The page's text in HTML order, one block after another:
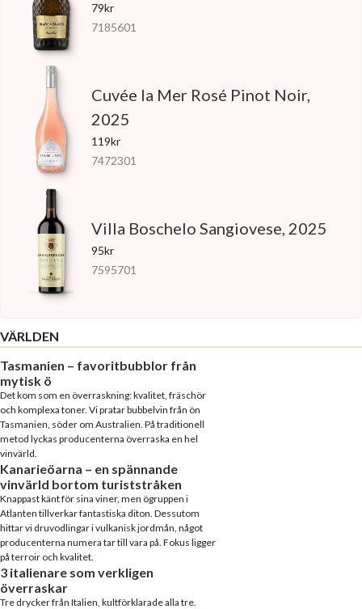
79kr
7185601
Cuvée la Mer Rosé Pinot Noir,
2025
119kr
7472301
Villa Boschelo Sangiovese, 2025
95kr
7595701
VÄRLDEN
Tasmanien – favoritbubblor från
mytisk ö
Det kom som en överraskning: kvalitet, fräschör
och komplexa toner. Vi pratar bubbelvin från ön
Tasmanien, söder om Australien. På traditionell
metod lyckas producenterna överraska en hel
vinvärld.
Kanarieöarna – en spännande
vinvärld bortom turiststråken
Knappast känt för sina viner, men ögruppen i
Atlanten tillverkar fantastiska diton. Dessutom
hittar vi druvodlingar i vulkanisk jordmån, något
producenterna numera tar till vara på. Fokus ligger
på terroir och kvalitet.
3 italienare som verkligen
överraskar
Tre drycker från Italien, kultförklarade alla tre.